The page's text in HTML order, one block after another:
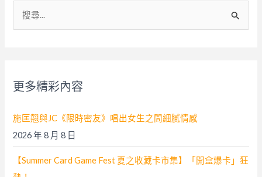
:
更多精彩內容
施匡翹與JC《限時密友》唱出女生之間細膩情感
2026 年 8 月 8 日
【Summer Card Game Fest 夏之收藏卡市集】「開盒爆卡」狂